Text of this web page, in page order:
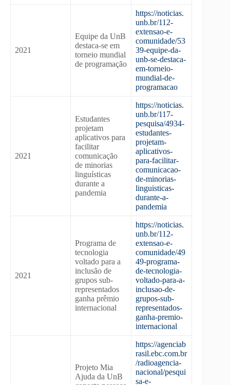
2021
Equipe da UnB
destaca-se em
torneio mundial
de programação
https://noticias.
unb.br/112-
extensao-e-
comunidade/53
39-equipe-da-
unb-se-destaca-
em-torneio-
mundial-de-
programacao
2021
Estudantes
projetam
aplicativos para
facilitar
comunicação
de minorias
linguísticas
durante a
pandemia
https://noticias.
unb.br/117-
pesquisa/4934-
estudantes-
projetam-
aplicativos-
para-facilitar-
comunicacao-
de-minorias-
linguisticas-
durante-a-
pandemia
2021
Programa de
tecnologia
voltado para a
inclusão de
grupos sub-
representados
ganha prêmio
internacional
https://noticias.
unb.br/112-
extensao-e-
comunidade/49
49-programa-
de-tecnologia-
voltado-para-a-
inclusao-de-
grupos-sub-
representados-
ganha-premio-
internacional
Projeto Mia
Ajuda da UnB
https://agenciab
rasil.ebc.com.br
/radioagencia-
nacional/pesqui
sa-e-